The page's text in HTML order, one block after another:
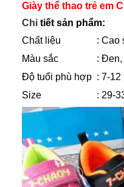
Giày thể thao trẻ em
Chi tiết sản phẩm:
Chất liệu
: Cao
Màu sắc
: Đen,
Độ tuổi phù hợp : 7-12
Size
: 29-